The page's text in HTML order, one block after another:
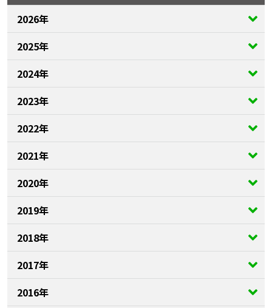
2026年
2025年
2024年
2023年
2022年
2021年
2020年
2019年
2018年
2017年
2016年